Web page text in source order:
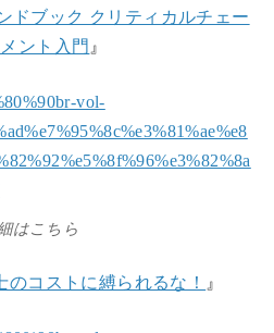
ドブック クリティカルチェー
ント入門 』
vol-
はこちら
のコストに縛られるな！ 』